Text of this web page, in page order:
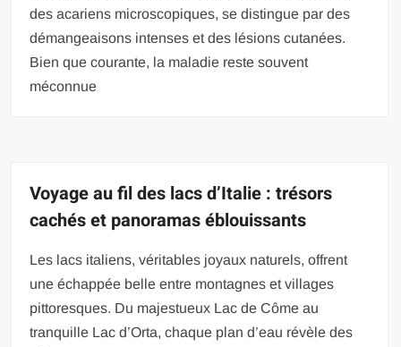
des acariens microscopiques, se distingue par des
démangeaisons intenses et des lésions cutanées.
Bien que courante, la maladie reste souvent
méconnue
Voyage au fil des lacs d’Italie : trésors
cachés et panoramas éblouissants
Les lacs italiens, véritables joyaux naturels, offrent
une échappée belle entre montagnes et villages
pittoresques. Du majestueux Lac de Côme au
tranquille Lac d’Orta, chaque plan d’eau révèle des